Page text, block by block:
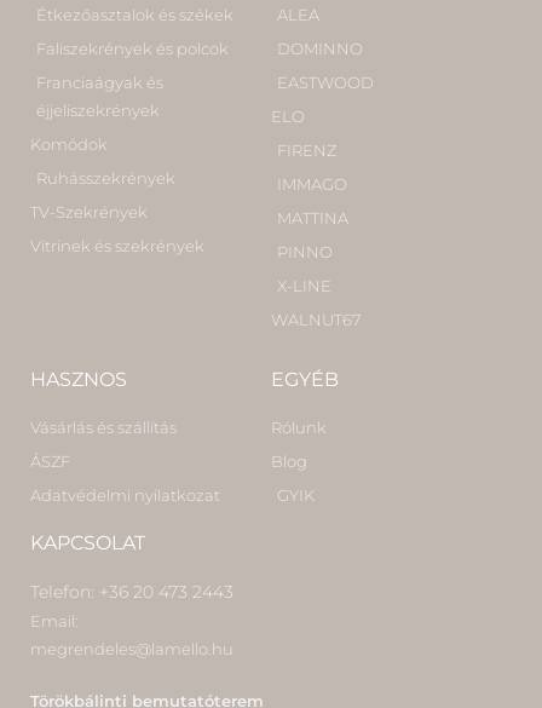
Étkezőasztalok és székek
Faliszekrények és polcok
Franciaágyak és
éjjeliszekrények
Komódok
Ruhásszekrények
TV-Szekrények
Vitrinek és szekrények
ALEA
DOMINNO
EASTWOOD
ELO
FIRENZ
IMMAGO
MATTINA
PINNO
X-LINE
WALNUT67
HASZNOS
Vásárlás és szállítás
ÁSZF
Adatvédelmi nyilatkozat
KAPCSOLAT
Telefon: +36 20 473 2443
Email:
megrendeles@lamello.hu
Törökbálinti bemutatóterem
EGYÉB
Rólunk
Blog
GYIK